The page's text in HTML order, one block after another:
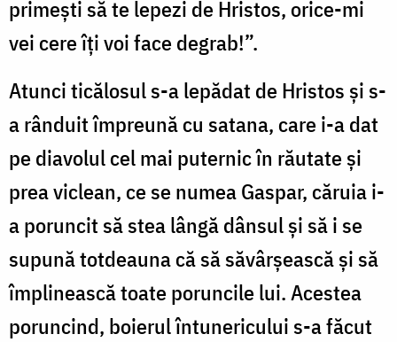
primești să te lepezi de Hristos, orice-mi
vei cere îți voi face degrab!”.
Atunci ticălosul s-a lepădat de Hristos și s-
a rânduit împreună cu satana, care i-a dat
pe diavolul cel mai puternic în răutate și
prea viclean, ce se numea Gaspar, căruia i-
a poruncit să stea lângă dânsul și să i se
supună totdeauna că să săvârșească și să
împlinească toate poruncile lui. Acestea
poruncind, boierul întunericului s-a făcut